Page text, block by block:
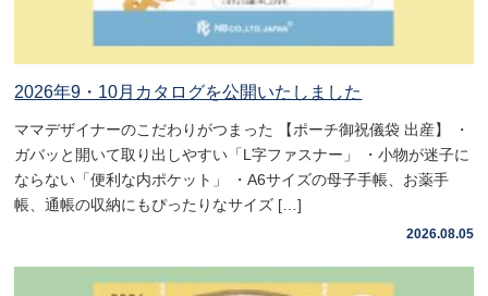
2026年9・10月カタログを公開いたしました
ママデザイナーのこだわりがつまった 【ポーチ御祝儀袋 出産】 ・
ガバッと開いて取り出しやすい「L字ファスナー」 ・小物が迷子に
ならない「便利な内ポケット」 ・A6サイズの母子手帳、お薬手
帳、通帳の収納にもぴったりなサイズ […]
2026.08.05